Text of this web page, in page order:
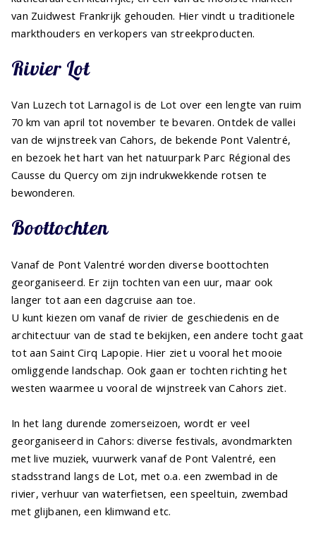
van Zuidwest Frankrijk gehouden. Hier vindt u traditionele
markthouders en verkopers van streekproducten.
Rivier Lot
Van Luzech tot Larnagol is de Lot over een lengte van ruim
70 km van april tot november te bevaren. Ontdek de vallei
van de wijnstreek van Cahors, de bekende Pont Valentré,
en bezoek het hart van het natuurpark Parc Régional des
Causse du Quercy om zijn indrukwekkende rotsen te
bewonderen.
Boottochten
Vanaf de Pont Valentré worden diverse boottochten
georganiseerd. Er zijn tochten van een uur, maar ook
langer tot aan een dagcruise aan toe.
U kunt kiezen om vanaf de rivier de geschiedenis en de
architectuur van de stad te bekijken, een andere tocht gaat
tot aan Saint Cirq Lapopie. Hier ziet u vooral het mooie
omliggende landschap. Ook gaan er tochten richting het
westen waarmee u vooral de wijnstreek van Cahors ziet.
In het lang durende zomerseizoen, wordt er veel
georganiseerd in Cahors: diverse festivals, avondmarkten
met live muziek, vuurwerk vanaf de Pont Valentré, een
stadsstrand langs de Lot, met o.a. een zwembad in de
rivier, verhuur van waterfietsen, een speeltuin, zwembad
met glijbanen, een klimwand etc.